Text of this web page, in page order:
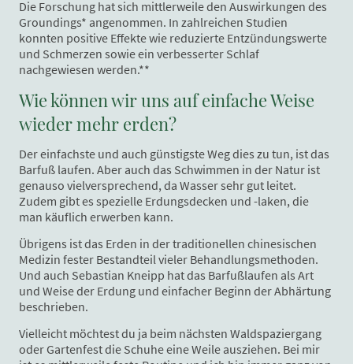
Die Forschung hat sich mittlerweile den Auswirkungen des
Groundings* angenommen. In zahlreichen Studien
konnten positive Effekte wie reduzierte Entzündungswerte
und Schmerzen sowie ein verbesserter Schlaf
nachgewiesen werden.**
Wie können wir uns auf einfache Weise
wieder mehr erden?
Der einfachste und auch günstigste Weg dies zu tun, ist das
Barfuß laufen. Aber auch das Schwimmen in der Natur ist
genauso vielversprechend, da Wasser sehr gut leitet.
Zudem gibt es spezielle Erdungsdecken und -laken, die
man käuflich erwerben kann.
Übrigens ist das Erden in der traditionellen chinesischen
Medizin fester Bestandteil vieler Behandlungsmethoden.
Und auch Sebastian Kneipp hat das Barfußlaufen als Art
und Weise der Erdung und einfacher Beginn der Abhärtung
beschrieben.
Vielleicht möchtest du ja beim nächsten Waldspaziergang
oder Gartenfest die Schuhe eine Weile ausziehen. Bei mir